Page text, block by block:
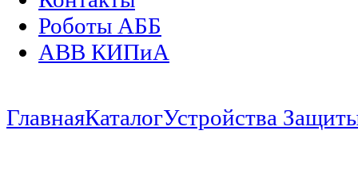
Роботы АББ
ABB КИПиА
ГлавнаяКаталогУстройства